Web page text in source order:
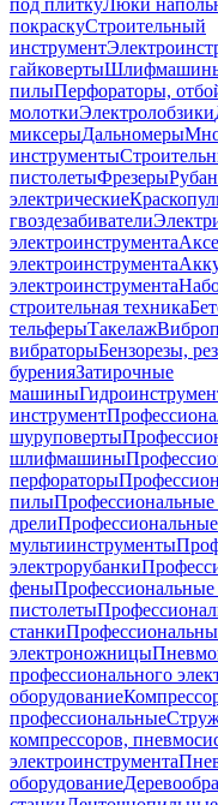
под плиткуЛюки
покраскуСтроительный
инструмент
гайковерты
пилыПерфораторы,
молоткиЭлектролобзики
миксерыДальномеры
инструменты
пистолетыФрезеры
электрические
гвоздезабиватели
электроинструмента
электроинструмента
электроинструмента
строительная техника
тельферыТакелаж
вибраторыБензорезы,
буренияЗатирочные
машины
инструмент
шуруповерты
шлифмашины
перфораторы
пилыПрофессиональные
дрели
мультиинструменты
электрорубанки
феныПрофессиональные
пистолеты
станки
электроножницы
профессионального
оборудование
профессиональные
компрессоров,
электроинструмента
оборудование